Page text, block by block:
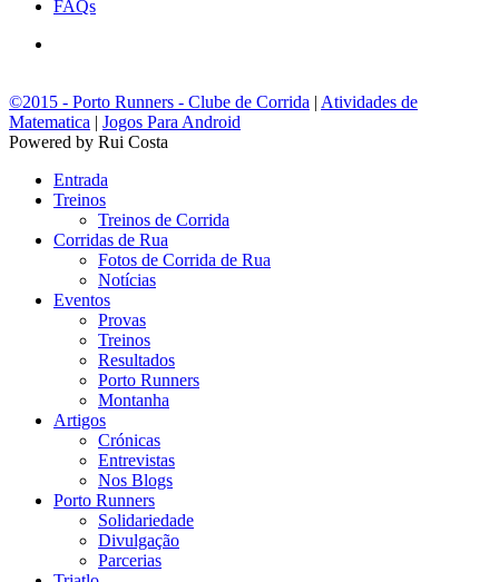
FAQs
©2015 - Porto Runners - Clube de Corrida | Atividades de
Matematica | Jogos Para Android
Powered by Rui Costa
Entrada
Treinos
Treinos de Corrida
Corridas de Rua
Fotos de Corrida de Rua
Notícias
Eventos
Provas
Treinos
Resultados
Porto Runners
Montanha
Artigos
Crónicas
Entrevistas
Nos Blogs
Porto Runners
Solidariedade
Divulgação
Parcerias